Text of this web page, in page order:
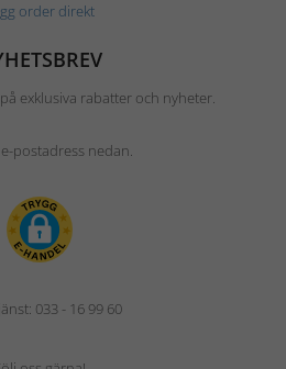
order direkt
exklusiva rabatter och nyheter.
postadress nedan.
033 - 16 99 60